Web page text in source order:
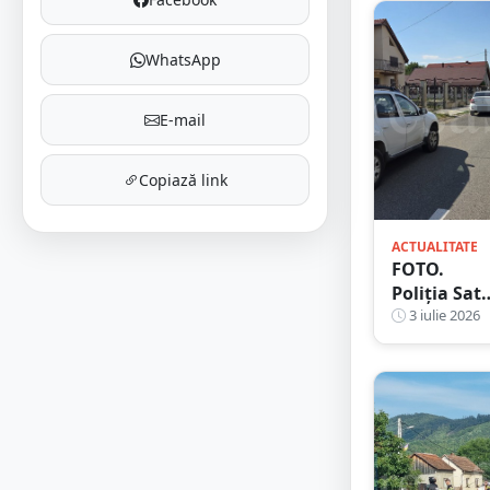
WhatsApp
E-mail
Copiază link
ACTUALITATE
FOTO.
Poliția
Mare
explică: un
șofer beat,
cu cuțit
asupra lui,
amenințat
polițiștii.
3 iulie 2026